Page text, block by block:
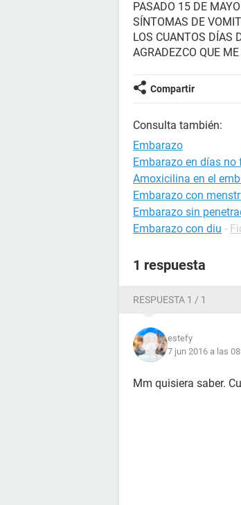
PASADO 15 DE
SÍNTOMAS DE
LOS CUANTOS DÍAS
AGRADEZCO QUE
Compartir
Consulta también:
Embarazo
Embarazo en días no
Amoxicilina en el
Embarazo con
Embarazo sin
Embarazo con diu -
1 respuesta
RESPUESTA 1 / 1
estefy
7 jun 2016 a las
Mm quisiera saber.